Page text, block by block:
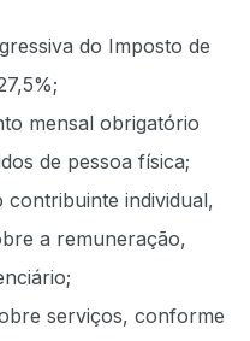
do Imposto de
mensal obrigatório
de pessoa física;
individual,
a remuneração,
serviços, conforme